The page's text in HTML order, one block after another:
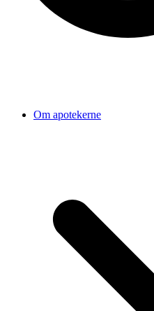
Om apotekerne